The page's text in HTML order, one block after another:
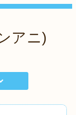
アニ)